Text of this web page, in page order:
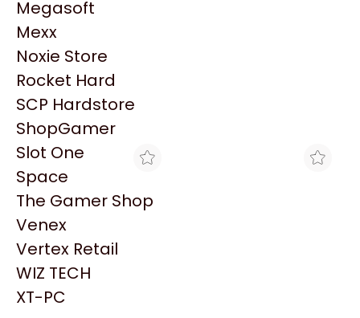
NZXT
PNY
Palit
Philips
PowerColor
Razer
Redragon
Samsung
Sandisk
Sapphire
Seagate
Sentey
Solarmax
Megasoft
Mexx
Noxie Store
Rocket Hard
SCP Hardstore
ShopGamer
Slot One
Space
The Gamer Shop
Venex
Vertex Retail
WIZ TECH
XT-PC
Productos
Similares
Explorá más productos similares
TRYHARDWARE
2.1 300X 10W BLACK